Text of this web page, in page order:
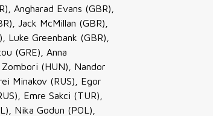
Angharad Evans (GBR),
Jack McMillan (GBR),
Luke Greenbank (GBR),
(GRE), Anna
(HUN), Nandor
Minakov (RUS), Egor
Emre Sakci (TUR),
Nika Godun (POL),